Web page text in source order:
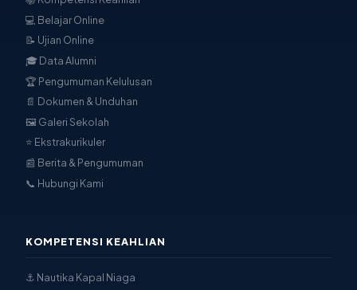
💻 Belajar Online
📝 Ujian Online
🎓 Data Alumni
🏆 Pengumuman Kelulusan
📄 Dokumen & Unduhan
🖼 Galeri Sekolah
⭐ Ekstrakurikuler
📰 Berita & Pengumuman
📞 Hubungi Kami
KOMPETENSI KEAHLIAN
⚓ Nautika Kapal Niaga